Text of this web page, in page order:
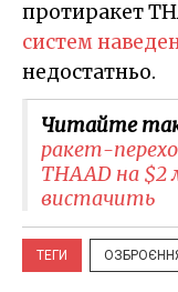
протиракет
систем
недостатньо.
Читайте
ракет-
THAAD на $2
вистачить
ТЕГИ